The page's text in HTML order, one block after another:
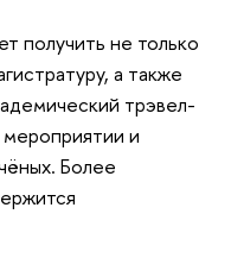
получить не только
а также
трэвел-
мероприятии и
Более